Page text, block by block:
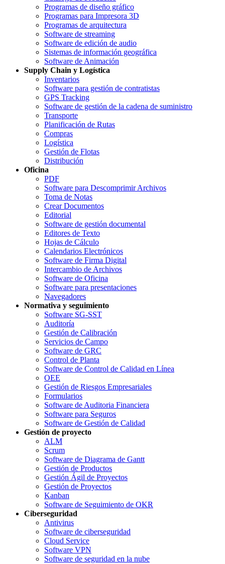
Programas de diseño gráfico
Programas para Impresora 3D
Programas de arquitectura
Software de streaming
Software de edición de audio
Sistemas de información geográfica
Software de Animación
Supply Chain y Logística
Inventarios
Software para gestión de contratistas
GPS Tracking
Software de gestión de la cadena de suministro
Transporte
Planificación de Rutas
Compras
Logística
Gestión de Flotas
Distribución
Oficina
PDF
Software para Descomprimir Archivos
Toma de Notas
Crear Documentos
Editorial
Software de gestión documental
Editores de Texto
Hojas de Cálculo
Calendarios Electrónicos
Software de Firma Digital
Intercambio de Archivos
Software de Oficina
Software para presentaciones
Navegadores
Normativa y seguimiento
Software SG-SST
Auditoría
Gestión de Calibración
Servicios de Campo
Software de GRC
Control de Planta
Software de Control de Calidad en Línea
OEE
Gestión de Riesgos Empresariales
Formularios
Software de Auditoria Financiera
Software para Seguros
Software de Gestión de Calidad
Gestión de proyecto
ALM
Scrum
Software de Diagrama de Gantt
Gestión de Productos
Gestión Ágil de Proyectos
Gestión de Proyectos
Kanban
Software de Seguimiento de OKR
Ciberseguridad
Antivirus
Software de ciberseguridad
Cloud Service
Software VPN
Software de seguridad en la nube